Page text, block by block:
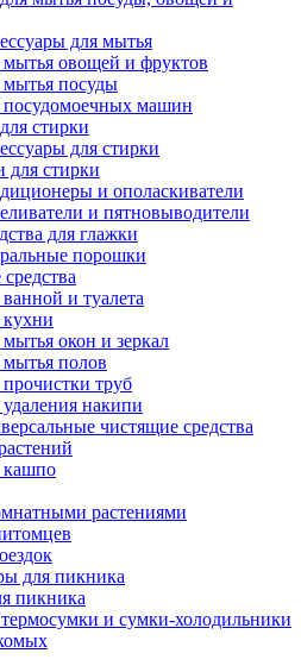
для мытья
мытья овощей и фруктов
мытья посуды
посудомоечных машин
стирки
для стирки
для стирки
и ополаскиватели
и пятновыводители
для глажки
порошки
и туалета
окон и зеркал
полов
труб
накипи
чистящие средства
растениями
для пикника
пикника
и сумки-холодильники